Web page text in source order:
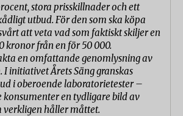
stora prisskillnader och ett
utbud. För den som ska köpa
att veta vad som faktiskt skiljer en
kronor från en för 50 000.
en omfattande genomlysning av
initiativet Årets Säng granskas
i oberoende laboratorietester –
konsumenter en tydligare bild av
verkligen håller måttet.